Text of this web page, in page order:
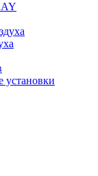
установки